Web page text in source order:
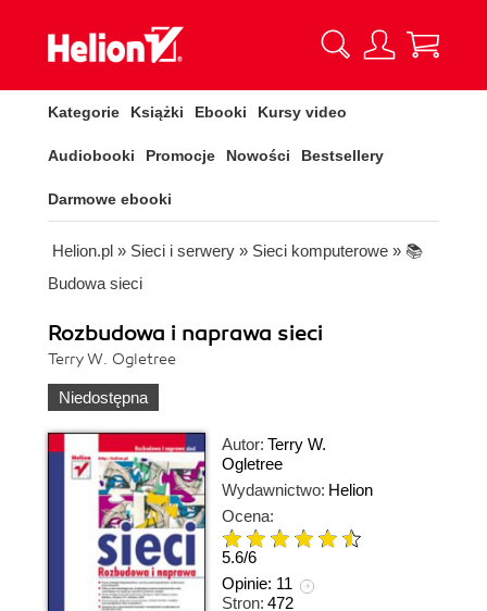
Kategorie Książki Ebooki Kursy video
Audiobooki Promocje Nowości Bestsellery
Darmowe ebooki
Helion.pl » Sieci i serwery » Sieci komputerowe » 📚
Budowa sieci
Rozbudowa i naprawa sieci
Terry W. Ogletree
Niedostępna
Autor: Terry W.
Ogletree
Wydawnictwo: Helion
Ocena:
5.6/6
Opinie: 11
Stron: 472